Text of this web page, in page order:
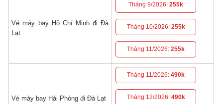
Vé máy bay Hồ Chí Minh đi Đà
Lạt
Tháng 9/2026:255k
Tháng 10/2026: 255k
Tháng 11/2026:255k
Vé máy bay Hải Phòng đi Đà Lạt
Tháng 11/2026:490k
Tháng 12/2026: 490k